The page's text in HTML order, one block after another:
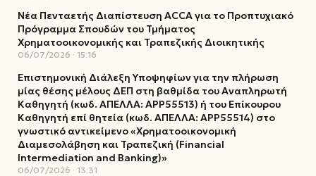
Νέα Πενταετής Διαπίστευση ACCA για το Προπτυχιακό
Πρόγραμμα Σπουδών του Τμήματος
Χρηματοοικονομικής και Τραπεζικής Διοικητικής
06/07/2026 15:16
Επιστημονική Διάλεξη Υποψηφίων για την πλήρωση
μίας θέσης μέλους ΔΕΠ στη βαθμίδα του Αναπληρωτή
Καθηγητή (κωδ. ΑΠΕΛΛΑ: ΑΡΡ55513) ή του Επίκουρου
Καθηγητή επί θητεία (κωδ. ΑΠΕΛΛΑ: ΑΡΡ55514) στο
γνωστικό αντικείμενο «Χρηματοοικονομική
Διαμεσολάβηση και Τραπεζική (Financial
Intermediation and Banking)»
06/07/2026 13:31